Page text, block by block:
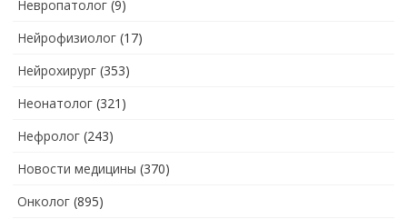
Невропатолог (9)
Нейрофизиолог (17)
Нейрохирург (353)
Неонатолог (321)
Нефролог (243)
Новости медицины (370)
Онколог (895)